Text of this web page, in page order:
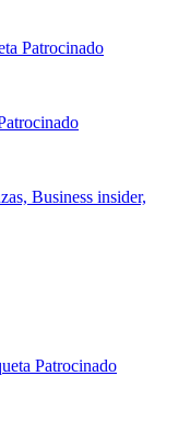
Patrocinado
Business insider,
Patrocinado